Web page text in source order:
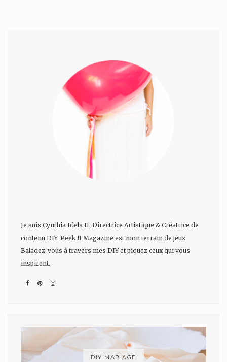
Je suis Cynthia Idels H, Directrice Artistique & Créatrice de
contenu DIY. Peek It Magazine est mon terrain de jeux.
Baladez-vous à travers mes DIY et piquez ceux qui vous
inspirent.
DIY MARIAGE